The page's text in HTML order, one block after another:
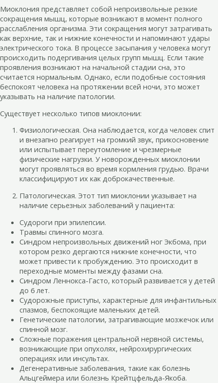
Миоклония представляет собой непроизвольные резкие
сокращения мышц, которые возникают в момент полного
расслабления организма. Эти сокращения могут затрагивать
как верхние, так и нижние конечности и напоминают удары
электрического тока. В процессе засыпания у человека могут
происходить подергивания целых групп мышц. Если такие
проявления возникают на начальной стадии сна, это
считается нормальным. Однако, если подобные состояния
беспокоят человека на протяжении всей ночи, это может
указывать на наличие патологии.
Существует несколько типов миоклонии:
Физиологическая. Она наблюдается, когда человек спит
и внезапно реагирует на громкий звук, прикосновение
или испытывает переутомление и чрезмерные
физические нагрузки. У новорожденных миоклонии
могут проявляться во время кормления грудью. Врачи
классифицируют их как доброкачественные.
Патологическая. Этот тип миоклонии указывает на
наличие серьезных заболеваний у пациента:
Судороги при эпилепсии.
Травмы спинного мозга.
Синдром непроизвольных движений ног Экбома, при
котором резко дергаются нижние конечности, что
может привести к пробуждению. Это происходит в
переходные моменты между фазами сна.
Синдром Леннокса-Гасто, который развивается у детей
до 6 лет.
Судорожные приступы, характерные для инфантильных
спазмов, беспокоящие маленьких детей.
Генетические патологии, затрагивающие мозжечок или
спинной мозг.
Сложные поражения центральной нервной системы,
возникающие при опухолях, нейрохирургических
операциях или инсультах.
Дегенеративные заболевания, такие как болезнь
Альцгеймера или болезнь Крейтцфельда-Якоба.